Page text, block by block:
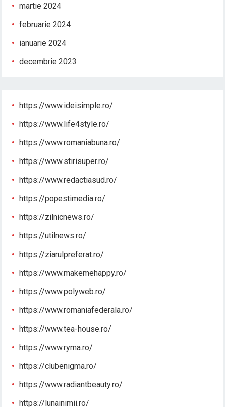
martie 2024
februarie 2024
ianuarie 2024
decembrie 2023
https://www.ideisimple.ro/
https://www.life4style.ro/
https://www.romaniabuna.ro/
https://www.stirisuper.ro/
https://www.redactiasud.ro/
https://popestimedia.ro/
https://zilnicnews.ro/
https://utilnews.ro/
https://ziarulpreferat.ro/
https://www.makemehappy.ro/
https://www.polyweb.ro/
https://www.romaniafederala.ro/
https://www.tea-house.ro/
https://www.ryma.ro/
https://clubenigma.ro/
https://www.radiantbeauty.ro/
https://lunainimii.ro/